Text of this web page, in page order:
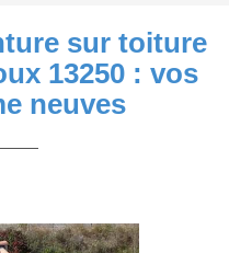
sur toiture
13250 : vos
neuves